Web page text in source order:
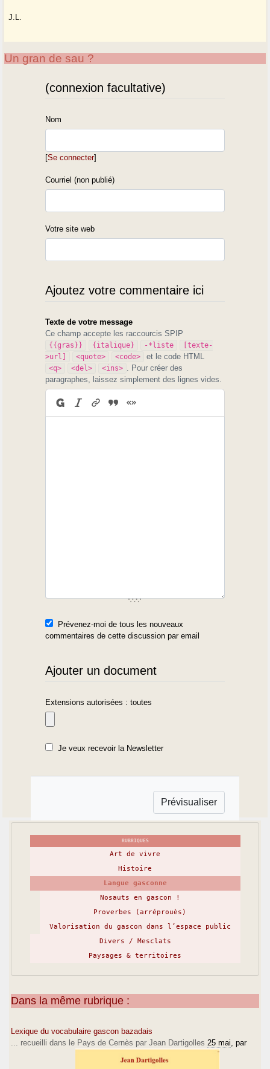
J.L.
Un gran de sau ?
(connexion facultative)
Nom
[Se connecter]
Courriel (non publié)
Votre site web
Ajoutez votre commentaire ici
Texte de votre message
Ce champ accepte les raccourcis SPIP
{{gras}} {italique} -*liste
[texte-
>url]
<quote> <code> et le code HTML
<q> <del> <ins>
. Pour créer des
paragraphes, laissez simplement des lignes vides.
Prévenez-moi de tous les nouveaux
commentaires de cette discussion par email
Ajouter un document
Extensions autorisées : toutes
Je veux recevoir la Newsletter
RUBRIQUES
Art de vivre
Histoire
Langue gasconne
Nosauts en gascon !
Proverbes (arréprouès)
Valorisation du gascon dans l’espace public
Divers / Mesclats
Paysages & territoires
Dans la même rubrique :
Lexique du vocabulaire gascon bazadais
... recueilli dans le Pays de Cernès par Jean Dartigolles 25 mai , par